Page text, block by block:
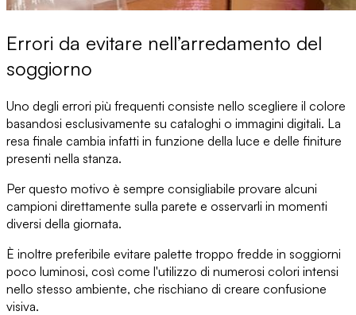
Errori da evitare nell’arredamento del
soggiorno
Uno degli errori più frequenti consiste nello scegliere il colore
basandosi esclusivamente su cataloghi o immagini digitali. La
resa finale cambia infatti in funzione della luce e delle finiture
presenti nella stanza.
Per questo motivo è sempre consigliabile provare alcuni
campioni direttamente sulla parete e osservarli in momenti
diversi della giornata.
È inoltre preferibile evitare palette troppo fredde in soggiorni
poco luminosi, così come l'utilizzo di numerosi colori intensi
nello stesso ambiente, che rischiano di creare confusione
visiva.